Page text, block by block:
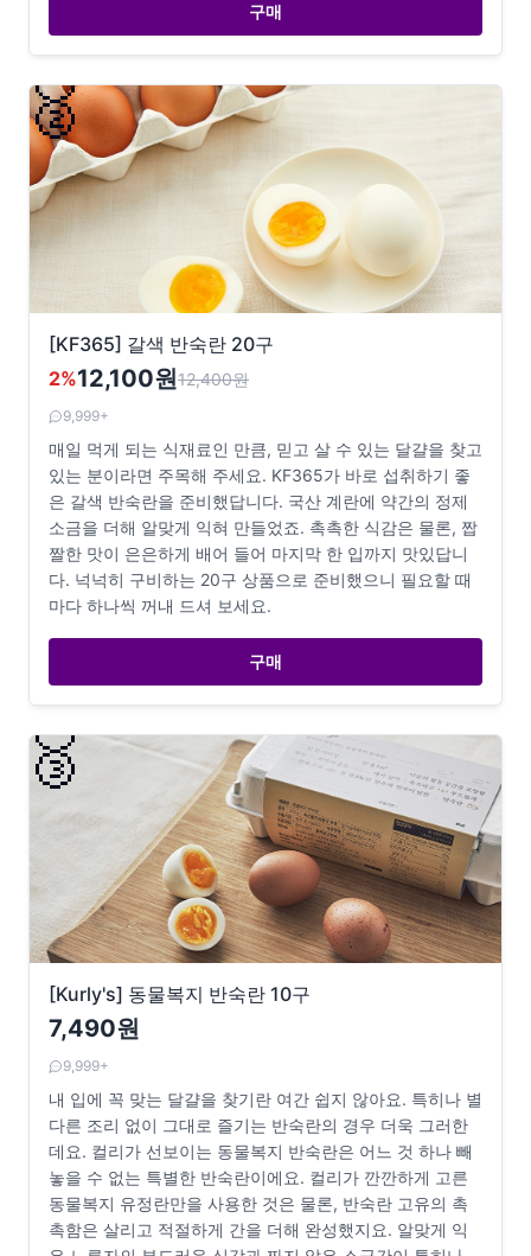
구매
🥈
[KF365] 갈색 반숙란 20구
2%12,100원12,400원
9,999+
매일 먹게 되는 식재료인 만큼, 믿고 살 수 있는 달걀을 찾고
있는 분이라면 주목해 주세요. KF365가 바로 섭취하기 좋
은 갈색 반숙란을 준비했답니다. 국산 계란에 약간의 정제
소금을 더해 알맞게 익혀 만들었죠. 촉촉한 식감은 물론, 짭
짤한 맛이 은은하게 배어 들어 마지막 한 입까지 맛있답니
다. 넉넉히 구비하는 20구 상품으로 준비했으니 필요할 때
마다 하나씩 꺼내 드셔 보세요.
구매
🥉
[Kurly's] 동물복지 반숙란 10구
7,490원
9,999+
내 입에 꼭 맞는 달걀을 찾기란 여간 쉽지 않아요. 특히나 별
다른 조리 없이 그대로 즐기는 반숙란의 경우 더욱 그러한
데요. 컬리가 선보이는 동물복지 반숙란은 어느 것 하나 빼
놓을 수 없는 특별한 반숙란이에요. 컬리가 깐깐하게 고른
동물복지 유정란만을 사용한 것은 물론, 반숙란 고유의 촉
촉함은 살리고 적절하게 간을 더해 완성했지요. 알맞게 익